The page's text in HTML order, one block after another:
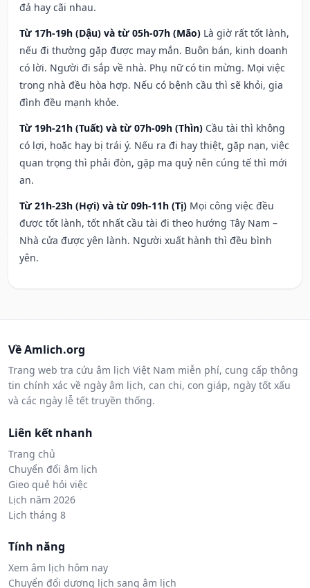
đả hay cãi nhau.
Từ 17h-19h (Dậu) và từ 05h-07h (Mão) Là giờ rất tốt lành,
nếu đi thường gặp được may mắn. Buôn bán, kinh doanh
có lời. Người đi sắp về nhà. Phụ nữ có tin mừng. Mọi việc
trong nhà đều hòa hợp. Nếu có bệnh cầu thì sẽ khỏi, gia
đình đều mạnh khỏe.
Từ 19h-21h (Tuất) và từ 07h-09h (Thìn) Cầu tài thì không
có lợi, hoặc hay bị trái ý. Nếu ra đi hay thiệt, gặp nạn, việc
quan trọng thì phải đòn, gặp ma quỷ nên cúng tế thì mới
an.
Từ 21h-23h (Hợi) và từ 09h-11h (Tị) Mọi công việc đều
được tốt lành, tốt nhất cầu tài đi theo hướng Tây Nam –
Nhà cửa được yên lành. Người xuất hành thì đều bình
yên.
Về Amlich.org
Trang web tra cứu âm lịch Việt Nam miễn phí, cung cấp thông
tin chính xác về ngày âm lịch, can chi, con giáp, ngày tốt xấu
và các ngày lễ tết truyền thống.
Liên kết nhanh
Trang chủ
Chuyển đổi âm lịch
Gieo quẻ hỏi việc
Lịch năm 2026
Lịch tháng 8
Tính năng
Xem âm lịch hôm nay
Chuyển đổi dương lịch sang âm lịch